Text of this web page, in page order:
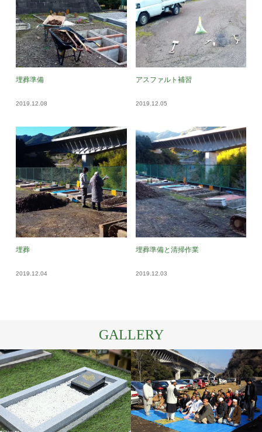
埋葬準備
2019.12.08
アスファルト補習
2019.12.05
埋葬
2019.12.04
埋葬準備と清掃作業
2019.12.03
GALLERY
その他の画
埋葬の様子